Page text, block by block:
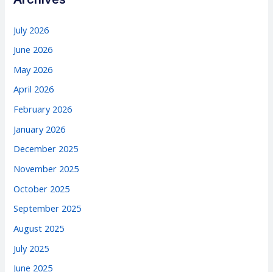
July 2026
June 2026
May 2026
April 2026
February 2026
January 2026
December 2025
November 2025
October 2025
September 2025
August 2025
July 2025
June 2025